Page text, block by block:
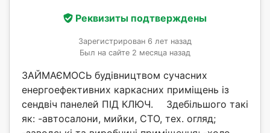
Реквизиты подтверждены
Зарегистрирован 6 лет назад
Был на сайте 2 месяца назад
ЗАЙМАЄМОСЬ будівництвом сучасних
енергоефективних каркасних приміщень із
сендвіч панелей ПІД КЛЮЧ. ⠀ Здебільшого такі
як: -автосалони, мийки, СТО, тех. огляд;